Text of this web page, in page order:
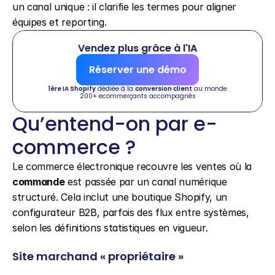
un canal unique : il clarifie les termes pour aligner
équipes et reporting.
Vendez plus grâce à l'IA
Réserver une démo
1ère IA Shopify dédiée à la conversion client au monde
200+ ecommerçants accompagnés
Qu’entend-on par e-
commerce ?
commande est passée par un canal numérique
structuré. Cela inclut une boutique Shopify, un
configurateur B2B, parfois des flux entre systèmes,
selon les définitions statistiques en vigueur.
Site marchand « propriétaire »